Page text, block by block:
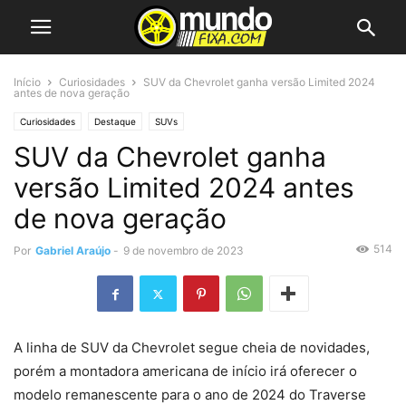
Início Curiosidades
SUV da Chevrolet ganha versão Limited 2024
antes de nova geração
Curiosidades Destaque SUVs
SUV da Chevrolet ganha
versão Limited 2024 antes
de nova geração
Por Gabriel Araújo - 9 de novembro de 2023 514
A linha de SUV da Chevrolet segue cheia de novidades,
porém a montadora americana de início irá oferecer o
modelo remanescente para o ano de 2024 do Traverse